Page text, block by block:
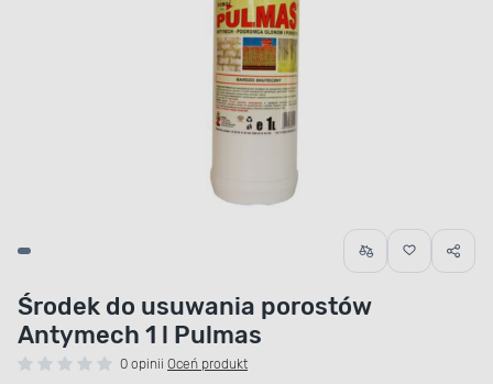
Środek do usuwania porostów
Antymech 1 l Pulmas
0 opinii Oceń produkt